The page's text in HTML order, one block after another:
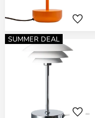
SUMMER DEAL